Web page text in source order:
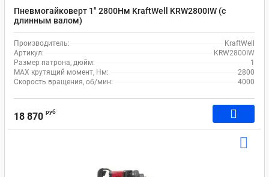
Пневмогайковерт 1" 2800Нм KraftWell KRW2800IW (с
длинным валом)
Производитель:
KraftWell
Артикул:
KRW2800IW
Размер патрона, дюйм:
1
MAX крутящий момент, Нм:
2800
Скорость вращения, об/мин:
4000
18 870 руб